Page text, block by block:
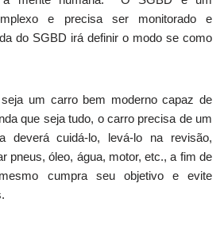
e precisa ser monitorado e
do SGBD irá definir o modo se como
um carro bem moderno capaz de
que seja tudo, o carro precisa de um
deverá cuidá-lo, levá-lo na revisão,
pneus, óleo, água, motor, etc., a fim de
cumpra seu objetivo e evite